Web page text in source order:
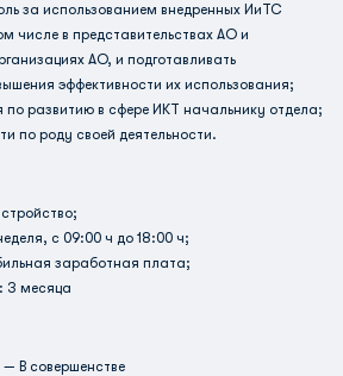
за использованием внедренных ИиТС
числе в представительствах АО и
АО, и подготавливать
эффективности их использования;
по развитию в сфере ИКТ начальнику отдела;
по роду своей деятельности.
с 09:00 ч до 18:00 ч;
заработная плата;
3 месяца
В совершенстве